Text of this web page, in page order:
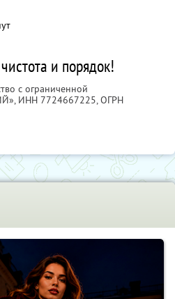
и порядок!
с ограниченной
ИНН 7724667225, ОГРН